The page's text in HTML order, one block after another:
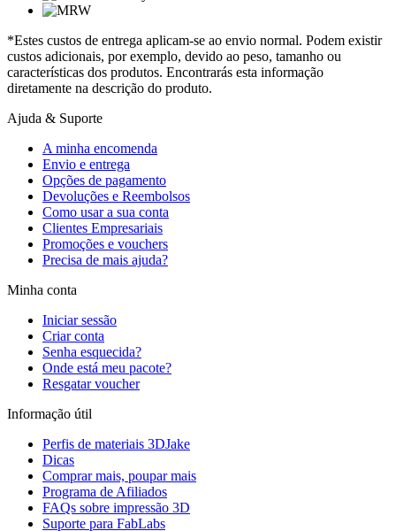
*Estes custos de entrega aplicam-se ao envio normal. Podem existir
custos adicionais, por exemplo, devido ao peso, tamanho ou
características dos produtos. Encontrarás esta informação
diretamente na descrição do produto.
Ajuda & Suporte
A minha encomenda
Envio e entrega
Opções de pagamento
Devoluções e Reembolsos
Como usar a sua conta
Clientes Empresariais
Promoções e vouchers
Precisa de mais ajuda?
Minha conta
Iniciar sessão
Criar conta
Senha esquecida?
Onde está meu pacote?
Resgatar voucher
Informação útil
Perfis de materiais 3DJake
Dicas
Comprar mais, poupar mais
Programa de Afiliados
FAQs sobre impressão 3D
Suporte para FabLabs